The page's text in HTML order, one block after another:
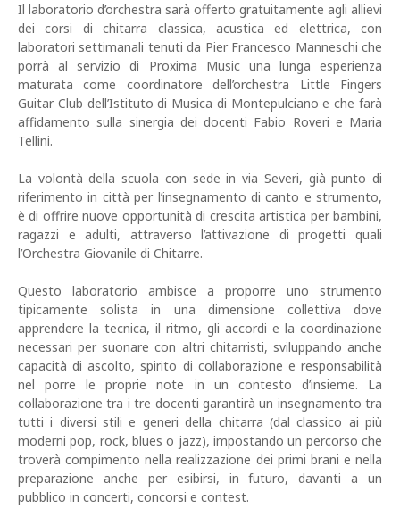
Il laboratorio d’orchestra sarà offerto gratuitamente agli allievi
dei corsi di chitarra classica, acustica ed elettrica, con
laboratori settimanali tenuti da Pier Francesco Manneschi che
porrà al servizio di Proxima Music una lunga esperienza
maturata come coordinatore dell’orchestra Little Fingers
Guitar Club dell’Istituto di Musica di Montepulciano e che farà
affidamento sulla sinergia dei docenti Fabio Roveri e Maria
Tellini.
La volontà della scuola con sede in via Severi, già punto di
riferimento in città per l’insegnamento di canto e strumento,
è di offrire nuove opportunità di crescita artistica per bambini,
ragazzi e adulti, attraverso l’attivazione di progetti quali
l’Orchestra Giovanile di Chitarre.
Questo laboratorio ambisce a proporre uno strumento
tipicamente solista in una dimensione collettiva dove
apprendere la tecnica, il ritmo, gli accordi e la coordinazione
necessari per suonare con altri chitarristi, sviluppando anche
capacità di ascolto, spirito di collaborazione e responsabilità
nel porre le proprie note in un contesto d’insieme. La
collaborazione tra i tre docenti garantirà un insegnamento tra
tutti i diversi stili e generi della chitarra (dal classico ai più
moderni pop, rock, blues o jazz), impostando un percorso che
troverà compimento nella realizzazione dei primi brani e nella
preparazione anche per esibirsi, in futuro, davanti a un
pubblico in concerti, concorsi e contest.